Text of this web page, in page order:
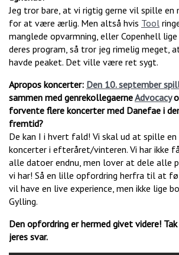
Jeg tror bare, at vi rigtig gerne vil spille en
for at være ærlig. Men altså hvis Tool
manglede opvarmning, eller Copenhell
deres program, så tror jeg rimelig meget,
havde peaket. Det ville være ret sygt.
Apropos koncerter: Den 10. september
sammen med genrekollegaerneAdvocacy
forvente flere koncerter med Danefae i
fremtid?
De kan I i hvert fald! Vi skal ud at spille
koncerter i efteråret/vinteren. Vi har ikke
alle datoer endnu, men lover at dele alle
vi har! Så en lille opfordring herfra til at
vil have en live experience, men ikke lige
Gylling.
Den opfordring er hermed givet videre!
jeres svar.